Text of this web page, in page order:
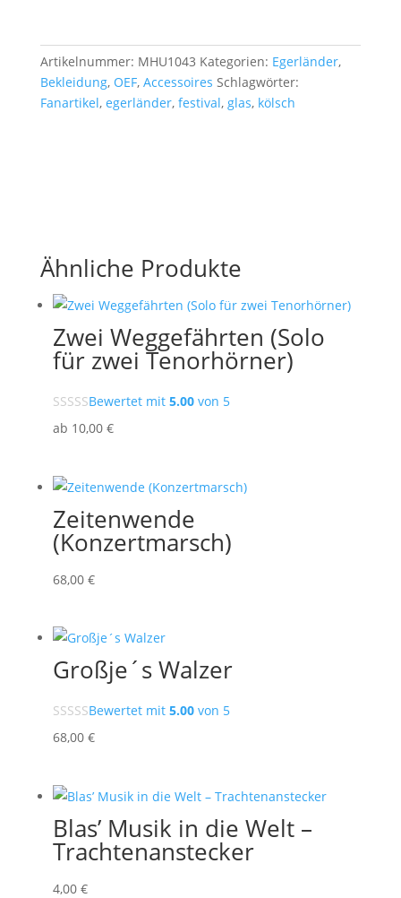
Artikelnummer: MHU1043 Kategorien: Egerländer,
Bekleidung, OEF, Accessoires Schlagwörter:
Fanartikel, egerländer, festival, glas, kölsch
Ähnliche Produkte
Zwei Weggefährten (Solo
für zwei Tenorhörner)
Bewertet mit 5.00von 5
ab 10,00 €
Zeitenwende
(Konzertmarsch)
68,00 €
Großje´s Walzer
Bewertet mit 5.00von 5
68,00 €
Blas’ Musik in die Welt –
Trachtenanstecker
4,00 €